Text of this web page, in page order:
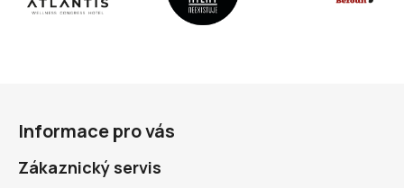
Informace pro vás
Zákaznický servis